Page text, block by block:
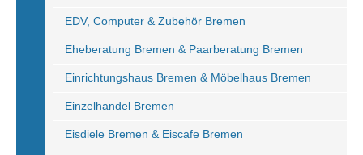
EDV, Computer & Zubehör Bremen
Eheberatung Bremen & Paarberatung Bremen
Einrichtungshaus Bremen & Möbelhaus Bremen
Einzelhandel Bremen
Eisdiele Bremen & Eiscafe Bremen